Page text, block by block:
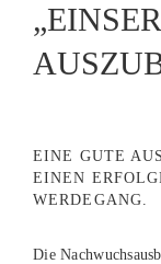
EINE GUTE
EINEN
WERDEGANG.
Die